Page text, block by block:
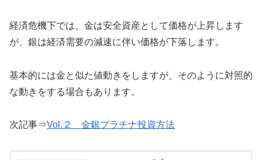
経済危機下では、金は安全資産として価格が上昇します
が、銀は経済需要の減速に伴い価格が下落します。
基本的には金と似た値動きをしますが、そのように対照的
な動きをする場合もあります。
次記事⇒Vol.２ 金銀プラチナ投資方法